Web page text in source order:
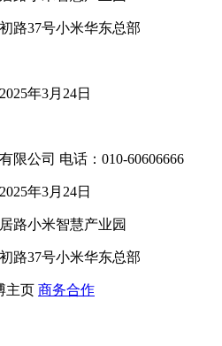
路37号小米华东总部
年3月24日
限公司 电话：010-60606666
年3月24日
路小米智慧产业园
路37号小米华东总部
主页 商务合作